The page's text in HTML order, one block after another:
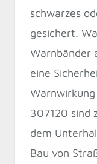
schwarzes
gesichert.
Warnbänder
eine
307120 sind
dem
Bau von